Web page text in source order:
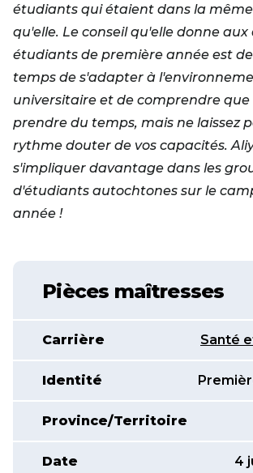
étudiants qui étaient dans la
qu'elle. Le conseil qu'elle donne
étudiants de première année est
temps de s'adapter à
universitaire et de comprendre
prendre du temps, mais ne laissez
rythme douter de vos capacités.
s'impliquer davantage dans les
d'étudiants autochtones sur le
année !
Pièces maîtresses
Carrière Santé
Identité
Province/Territoire
Date 4